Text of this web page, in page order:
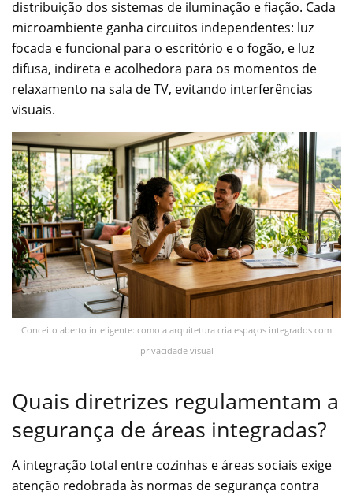
distribuição dos sistemas de iluminação e fiação. Cada
microambiente ganha circuitos independentes: luz
focada e funcional para o escritório e o fogão, e luz
difusa, indireta e acolhedora para os momentos de
relaxamento na sala de TV, evitando interferências
visuais.
Conceito aberto inteligente: como a arquitetura cria espaços integrados com
privacidade visual
Quais diretrizes regulamentam a
segurança de áreas integradas?
A integração total entre cozinhas e áreas sociais exige
atenção redobrada às normas de segurança contra